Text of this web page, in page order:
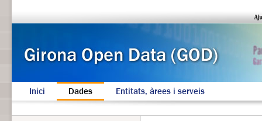
Inici Dades Entitats, àrees i serveis